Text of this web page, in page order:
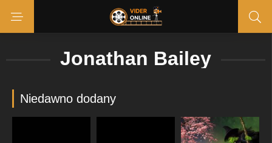
Jonathan Bailey
Niedawno dodany